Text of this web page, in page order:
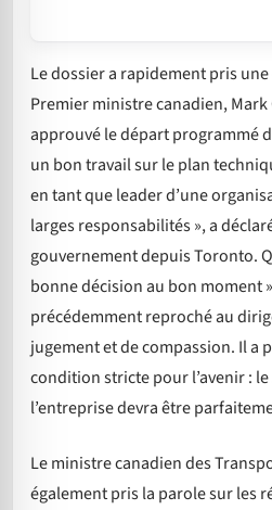
Le dossier a rapidement pris
Premier ministre canadien,
approuvé le départ programmé
un bon travail sur le plan
en tant que leader d’une
larges responsabilités », a
gouvernement depuis Toronto.
bonne décision au bon moment
précédemment reproché au
jugement et de compassion. Il a
condition stricte pour l’avenir :
l’entreprise devra être
Le ministre canadien des
également pris la parole sur les